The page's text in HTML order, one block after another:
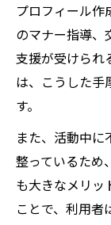
プロフィール作
のマナー指導、
支援が受けられ
は、こうした手
す。
また、活動中
整っているため
も大きなメリッ
ことで、利用者